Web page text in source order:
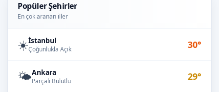
Popüler Şehirler
En çok aranan iller
☀️İstanbul
Çoğunlukla Açık 30°
🌤️Ankara
Parçalı Bulutlu 29°